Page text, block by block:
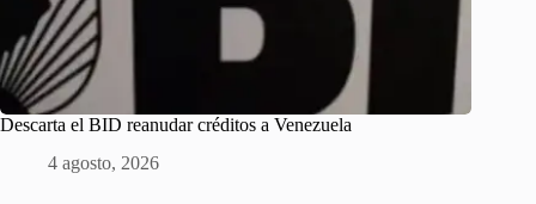
Descarta el BID reanudar créditos a Venezuela
4 agosto, 2026